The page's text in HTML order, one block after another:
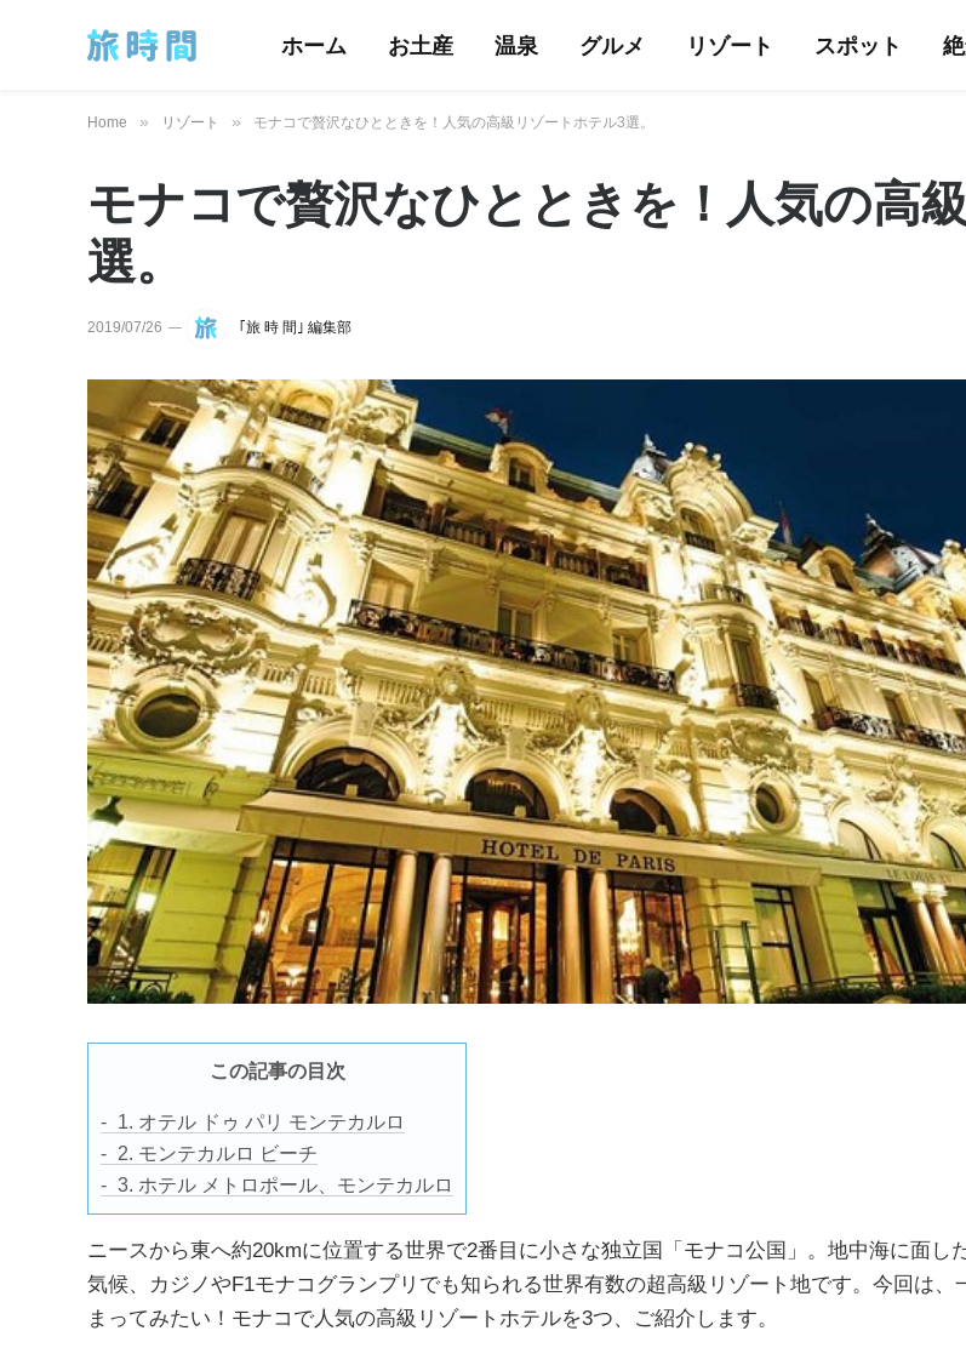
ホーム お土産 温泉 グルメ リゾート スポット
Home » リゾート » モナコで贅沢なひとときを！人気の高級リゾートホテル3選。
モナコで贅沢なひとときを！人気の高
選。
2019/07/26 ｢旅 時 間｣ 編集部
この記事の目次
1. オテル ドゥ パリ モンテカルロ
2. モンテカルロ ビーチ
3. ホテル メトロポール、モンテカルロ
ニースから東へ約20kmに位置する世界で2番目に小さな独立国「モナコ公国」。地中海に面し
気候、カジノやF1モナコグランプリでも知られる世界有数の超高級リゾート地です。今回は、
まってみたい！モナコで人気の高級リゾートホテルを3つ、ご紹介します。